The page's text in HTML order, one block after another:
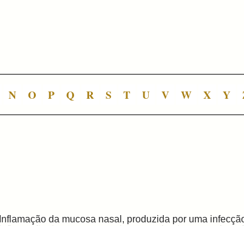
N O P Q R S T U V W X Y
Inflamação da mucosa nasal, produzida por uma